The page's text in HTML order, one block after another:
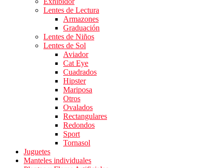
Lentes de Lectura
Armazones
Graduación
Lentes de Niños
Lentes de Sol
Aviador
Cat Eye
Cuadrados
Hipster
Mariposa
Otros
Ovalados
Rectangulares
Redondos
Sport
Tornasol
Juguetes
Manteles individuales